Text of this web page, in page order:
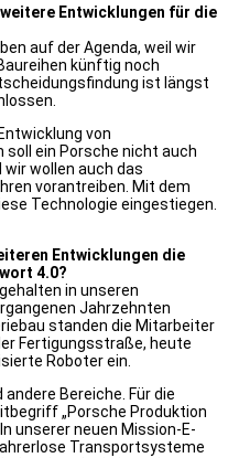
Entwicklungen für die
auf der Agenda, weil wir
künftig noch
ist längst
von
ein Porsche nicht auch
wollen auch das
vorantreiben. Mit dem
Technologie eingestiegen.
Entwicklungen die
4.0?
in unseren
Jahrzehnten
standen die Mitarbeiter
Fertigungsstraße, heute
Roboter ein.
Bereiche. Für die
„Porsche Produktion
unserer neuen Mission-E-
Transportsysteme